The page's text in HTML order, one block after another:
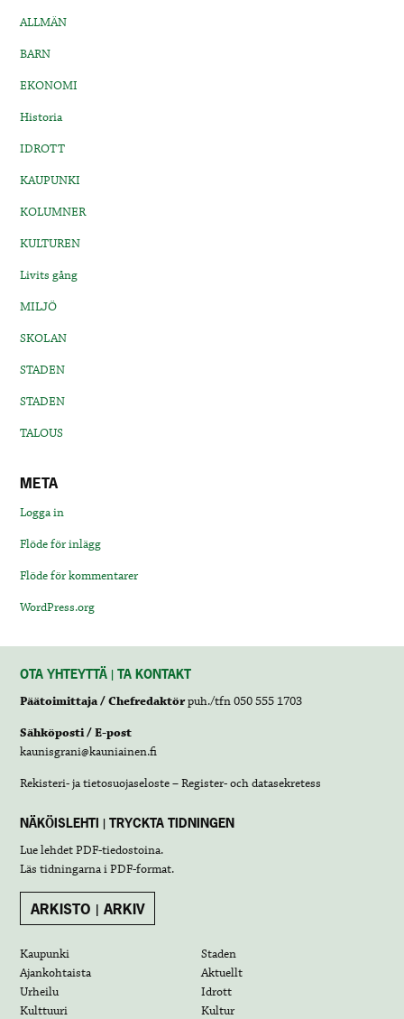
ALLMÄN
BARN
EKONOMI
Historia
IDROTT
KAUPUNKI
KOLUMNER
KULTUREN
Livits gång
MILJÖ
SKOLAN
STADEN
STADEN
TALOUS
META
Logga in
Flöde för inlägg
Flöde för kommentarer
WordPress.org
OTA YHTEYTTÄ | TA KONTAKT
Päätoimittaja / Chefredaktörpuh./tfn 050 555 1703
Sähköposti / E-post
kaunisgrani@kauniainen.fi
Rekisteri- ja tietosuojaseloste – Register- och datasekretess
NÄKÖISLEHTI | TRYCKTA TIDNINGEN
Lue lehdetPDF-tiedostoina.
Läs tidningarna iPDF-format.
ARKISTO | ARKIV
Kaupunki
Staden
Ajankohtaista
Aktuellt
Urheilu
Idrott
Kulttuuri
Kultur